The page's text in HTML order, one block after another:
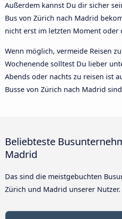
Außerdem kannst Du dir sicher
Bus von Zürich nach Madrid
nicht erst im letzten Moment oder
Wenn möglich, vermeide Reisen
Wochenende solltest Du lieber
Abends oder nachts zu reisen ist
Busse von Zürich nach Madrid
Beliebteste
Madrid
Das sind die meistgebuchten
Zürich und Madrid unserer Nutzer.